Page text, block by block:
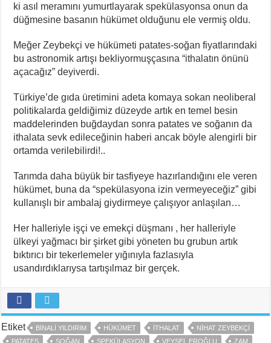
ki asıl meramını yumurtlayarak spekülasyonsa onun da
düğmesine basanın hükümet olduğunu ele vermiş oldu.
Meğer Zeybekçi ve hükümeti patates-soğan fiyatlarındaki
bu astronomik artışı bekliyormuşçasına “ithalatın önünü
açacağız” deyiverdi.
Türkiye’de gıda üretimini adeta komaya sokan neoliberal
politikalarda geldiğimiz düzeyde artık en temel besin
maddelerinden buğdaydan sonra patates ve soğanın da
ithalata sevk edileceğinin haberi ancak böyle alengirli bir
ortamda verilebilirdi!..
Tarımda daha büyük bir tasfiyeye hazırlandığını ele veren
hükümet, buna da “spekülasyona izin vermeyeceğiz” gibi
kullanışlı bir ambalaj giydirmeye çalışıyor anlaşılan…
Her halleriyle işçi ve emekçi düşmanı , her halleriyle
ülkeyi yağmacı bir şirket gibi yöneten bu grubun artık
bıktırıcı bir tekerlemeler yığınıyla fazlasıyla
usandırdıklarıysa tartışılmaz bir gerçek.
Etiket BINALI YILDIRIM HÜKÜMET ITHALAT
NIHAT ZEYBEKÇI
PATATES
SOĞAN SPEKÜLASYON VEYSEL EROĞLU ZAM